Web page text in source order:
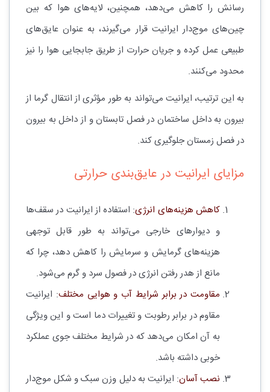
رسانش را کاهش می‌دهد، همچنین، لایه‌های هوا که بین
چین‌های موج‌دار ایرانیت قرار می‌گیرند، به عنوان عایق‌های
طبیعی عمل کرده و جریان حرارت از طریق جابجایی هوا را نیز
محدود می‌کنند.
به این ترتیب، ایرانیت می‌تواند به طور مؤثری از انتقال گرما از
بیرون به داخل ساختمان در فصل تابستان و از داخل به بیرون
در فصل زمستان جلوگیری کند.
مزایای ایرانیت در عایق‌بندی حرارتی
کاهش هزینه‌های انرژی: استفاده از ایرانیت در سقف‌ها
و دیوارهای خارجی می‌تواند به طور قابل توجهی
هزینه‌های گرمایش و سرمایش را کاهش دهد، چرا که
مانع از هدر رفتن انرژی در فصول سرد و گرم می‌شود.
مقاومت در برابر شرایط آب و هوایی مختلف: ایرانیت
مقاوم در برابر رطوبت و تغییرات دما است و این ویژگی
به آن امکان می‌دهد که در شرایط مختلف جوی عملکرد
خوبی داشته باشد.
نصب آسان: ایرانیت به دلیل وزن سبک و شکل موج‌دار